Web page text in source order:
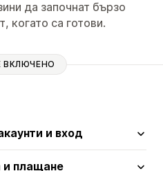
да започнат бързо
когато са готови.
ВКЛЮЧЕНО
и вход
и плащане